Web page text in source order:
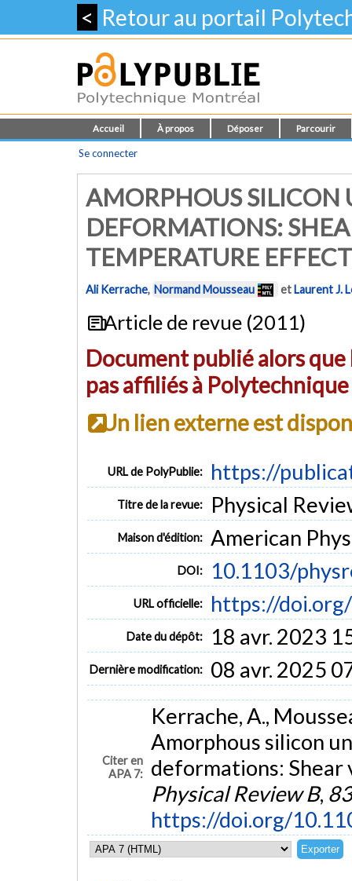
< Retour au portail
Accueil À propos Déposer Parcourir
Se connecter
AMORPHOUS SILICON
DEFORMATIONS:
TEMPERATURE
Ali Kerrache, Normand Mousseau etLaurent J.
Article de revue (2011)
Document publié alors
pas affiliés à
Un lien externe est
URL de PolyPublie: https://
Titre de la revue: Physical
Maison d'édition: American
DOI: 10.1103/
URL officielle: https://
Date du dépôt: 18 avr. 2023
Dernière modification: 08 avr. 2025
Citer en
APA 7:
Kerrache, A.,
Amorphous silicon
deformations:
Physical Review B, 83
https://doi.org/